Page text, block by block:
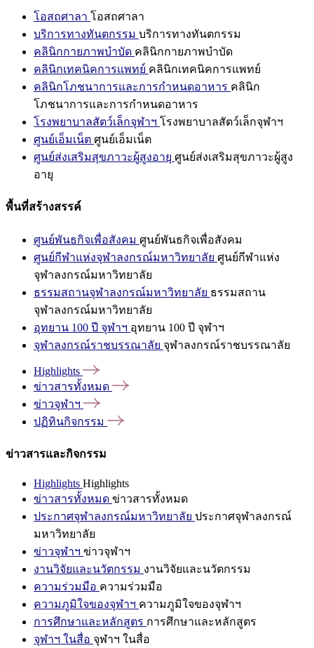
โอสถศาลา โอสถศาลา
บริการทางทันตกรรม บริการทางทันตกรรม
คลินิกกายภาพบำบัด คลินิกกายภาพบำบัด
คลินิกเทคนิคการแพทย์ คลินิกเทคนิคการแพทย์
คลินิกโภชนาการและการกำหนดอาหาร คลินิก
โภชนาการและการกำหนดอาหาร
โรงพยาบาลสัตว์เล็กจุฬาฯ โรงพยาบาลสัตว์เล็กจุฬาฯ
ศูนย์เอ็มเน็ต ศูนย์เอ็มเน็ต
ศูนย์ส่งเสริมสุขภาวะผู้สูงอายุ ศูนย์ส่งเสริมสุขภาวะผู้สูง
อายุ
พื้นที่สร้างสรรค์
ศูนย์พันธกิจเพื่อสังคม ศูนย์พันธกิจเพื่อสังคม
ศูนย์กีฬาแห่งจุฬาลงกรณ์มหาวิทยาลัย ศูนย์กีฬาแห่ง
จุฬาลงกรณ์มหาวิทยาลัย
ธรรมสถานจุฬาลงกรณ์มหาวิทยาลัย ธรรมสถาน
จุฬาลงกรณ์มหาวิทยาลัย
อุทยาน 100 ปี จุฬาฯ อุทยาน 100 ปี จุฬาฯ
จุฬาลงกรณ์ราชบรรณาลัย จุฬาลงกรณ์ราชบรรณาลัย
Highlights
ข่าวสารทั้งหมด
ข่าวจุฬาฯ
ปฏิทินกิจกรรม
ข่าวสารและกิจกรรม
Highlights Highlights
ข่าวสารทั้งหมด ข่าวสารทั้งหมด
ประกาศจุฬาลงกรณ์มหาวิทยาลัย ประกาศจุฬาลงกรณ์
มหาวิทยาลัย
ข่าวจุฬาฯ ข่าวจุฬาฯ
งานวิจัยและนวัตกรรม งานวิจัยและนวัตกรรม
ความร่วมมือ ความร่วมมือ
ความภูมิใจของจุฬาฯ ความภูมิใจของจุฬาฯ
การศึกษาและหลักสูตร การศึกษาและหลักสูตร
จุฬาฯ ในสื่อ จุฬาฯ ในสื่อ